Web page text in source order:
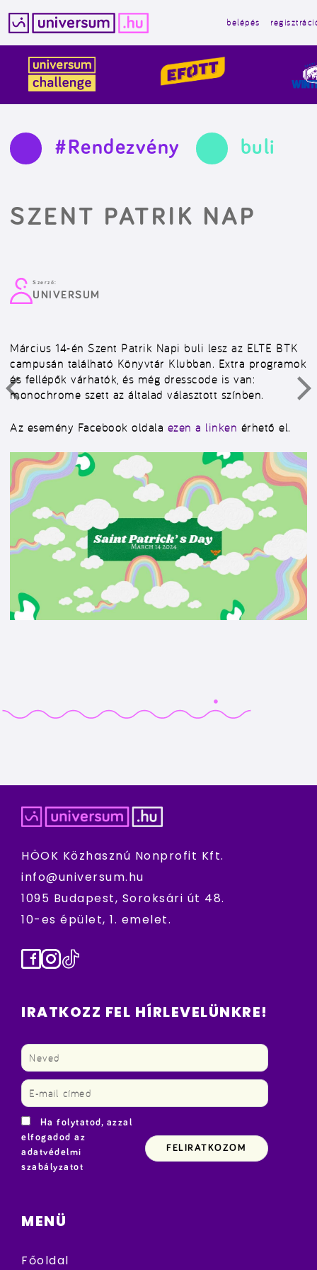
tartalomba
belépés
#Rendezvény buli
SZENT PATRIK NAP
Szerző:
UNIVERSUM
Március 14-én Szent Patrik Napi buli lesz az ELTE BTK
campusán található Könyvtár Klubban. Extra programok
és fellépők várhatók, és még dresscode is van:
monochrome szett az általad választott színben.
Az esemény Facebook oldala ezen a linken érhető el.
HÖOK Közhasznú Nonprofit Kft.
info@universum.hu
1095 Budapest, Soroksári út 48.
10-es épület, 1. emelet.
Facebook
Instagram
TikTok
IRATKOZZ FEL HÍRLEVELÜNKRE!
Ha folytatod, azzal
elfogadod az
adatvédelmi
szabályzatot
MENÜ
Főoldal